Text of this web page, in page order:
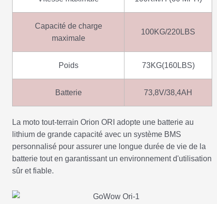
Capacité de charge
maximale
100KG/220LBS
Poids 73KG(160LBS)
Batterie 73,8V/38,4AH
La moto tout-terrain Orion ORI adopte une batterie au
lithium de grande capacité avec un système BMS
personnalisé pour assurer une longue durée de vie de la
batterie tout en garantissant un environnement d'utilisation
sûr et fiable.